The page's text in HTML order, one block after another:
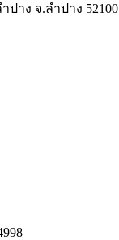
าง จ.ลำปาง 52100